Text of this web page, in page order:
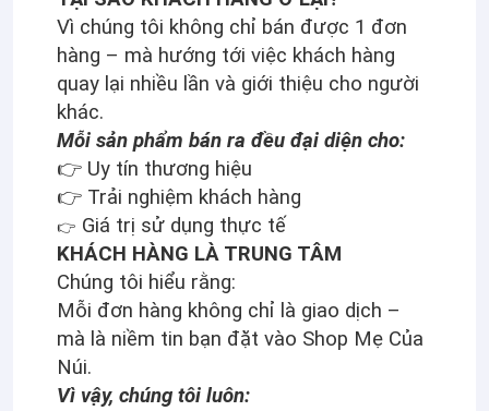
Vì chúng tôi không chỉ bán được 1 đơn
hàng – mà hướng tới việc khách hàng
quay lại nhiều lần và giới thiệu cho người
khác.
Mỗi sản phẩm bán ra đều đại diện cho:
👉 Uy tín thương hiệu
👉 Trải nghiệm khách hàng
👉 Giá trị sử dụng thực tế
KHÁCH HÀNG LÀ TRUNG TÂM
Chúng tôi hiểu rằng:
Mỗi đơn hàng không chỉ là giao dịch –
mà là niềm tin bạn đặt vào Shop Mẹ Của
Núi.
Vì vậy, chúng tôi luôn: